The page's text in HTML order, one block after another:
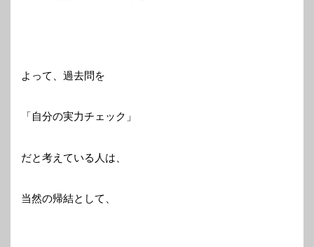
よって、過去問を
「自分の実力チェック」
だと考えている人は、
当然の帰結として、